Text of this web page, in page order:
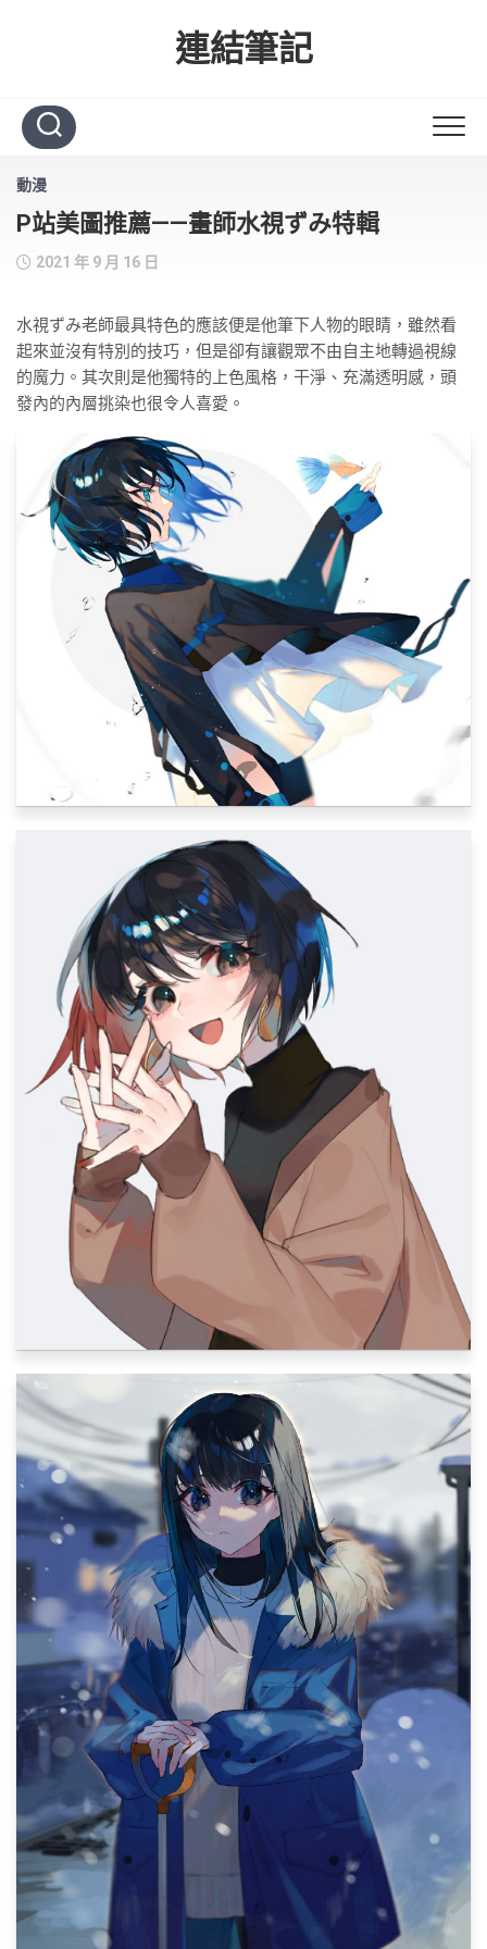
連結筆記
動漫
P站美圖推薦——畫師水視ずみ特輯
2021 年 9 月 16 日
水視ずみ老師最具特色的應該便是他筆下人物的眼睛，雖然看
起來並沒有特別的技巧，但是卻有讓觀眾不由自主地轉過視線
的魔力。其次則是他獨特的上色風格，干淨、充滿透明感，頭
發內的內層挑染也很令人喜愛。